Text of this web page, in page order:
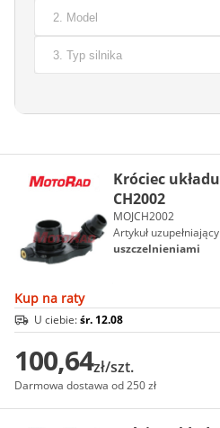
Króciec
CH2002
MOJCH2002
Artykuł
uszczelnieniami
Kup na raty
U ciebie:śr. 12.08
100,64zł/szt.
Darmowa dostawa od 250 zł